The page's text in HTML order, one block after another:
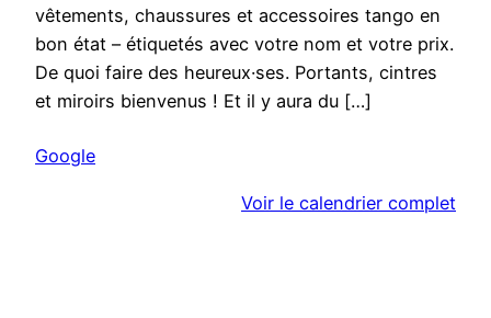
vêtements, chaussures et accessoires tango en
bon état – étiquetés avec votre nom et votre prix.
De quoi faire des heureux·ses. Portants, cintres
et miroirs bienvenus ! Et il y aura du […]
Google
Voir le calendrier complet